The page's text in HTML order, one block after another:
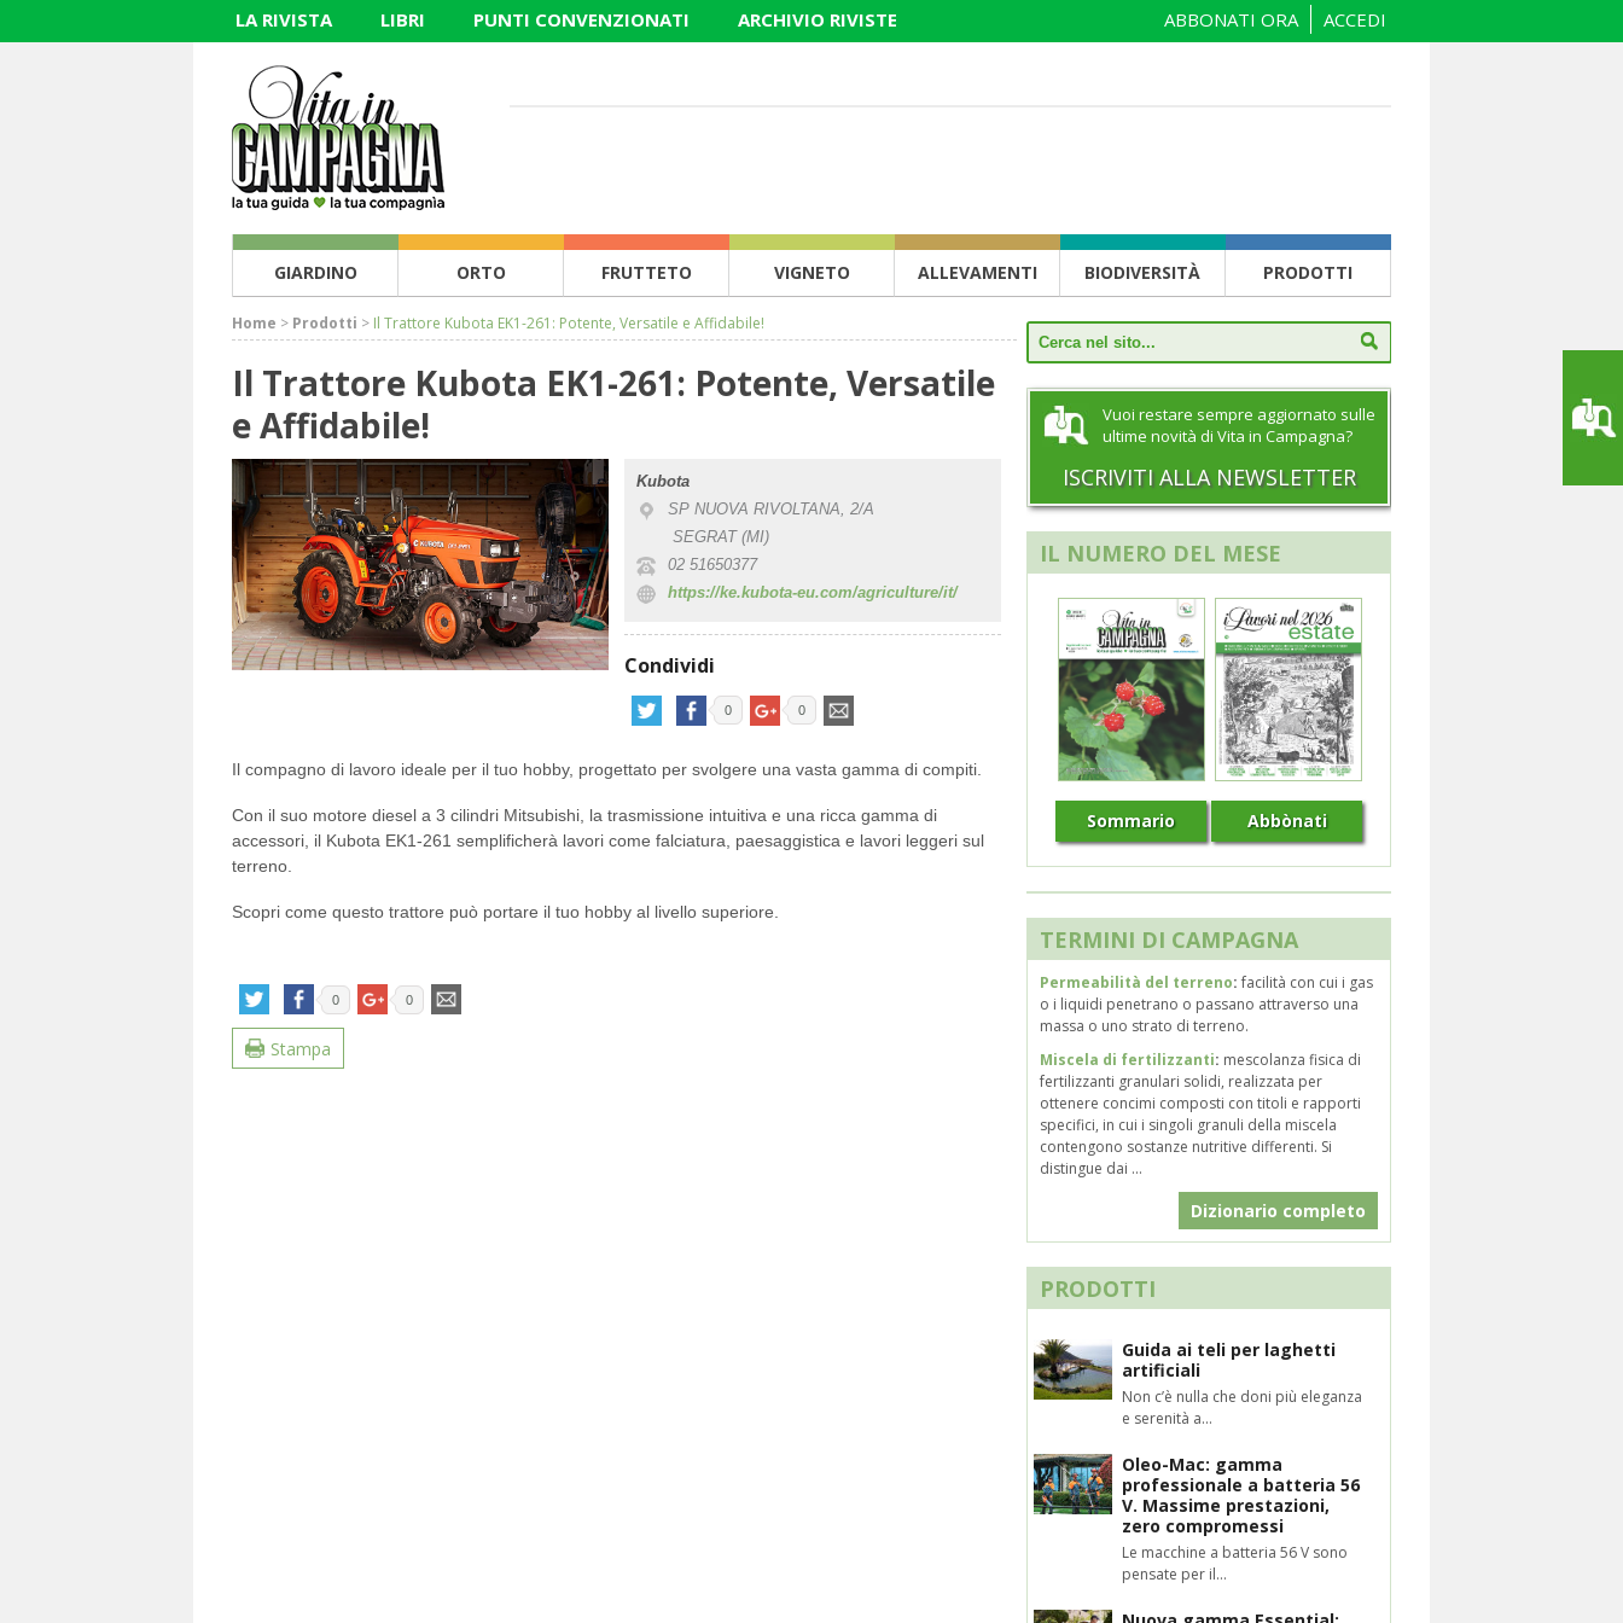
LA RIVISTA LIBRI PUNTI CONVENZIONATI ARCHIVIO RIVISTE ACCEDI
ABBONATI ORA
GIARDINO ORTO FRUTTETO VIGNETO ALLEVAMENTI BIODIVERSITÀ PRODOTTI
Home > Prodotti > Il Trattore Kubota EK1-261: Potente, Versatile e Affidabile!
Il Trattore Kubota EK1-261: Potente, Versatile
e Affidabile!
Kubota
SP NUOVA RIVOLTANA, 2/A
SEGRAT (MI)
02 51650377
https://ke.kubota-eu.com/agriculture/it/
Condividi
0 0
Il compagno di lavoro ideale per il tuo hobby, progettato per svolgere una vasta gamma di compiti.
Con il suo motore diesel a 3 cilindri Mitsubishi, la trasmissione intuitiva e una ricca gamma di
accessori, il Kubota EK1-261 semplificherà lavori come falciatura, paesaggistica e lavori leggeri sul
terreno.
Scopri come questo trattore può portare il tuo hobby al livello superiore.
0 0
Stampa
Vuoi restare sempre aggiornato sulle
ultime novità di Vita in Campagna?
ISCRIVITI ALLA NEWSLETTER
IL NUMERO DEL MESE
Sommario Abbònati
TERMINI DI CAMPAGNA
Permeabilità del terreno: facilità con cui i gas
o i liquidi penetrano o passano attraverso una
massa o uno strato di terreno.
Miscela di fertilizzanti: mescolanza fisica di
fertilizzanti granulari solidi, realizzata per
ottenere concimi composti con titoli e rapporti
specifici, in cui i singoli granuli della miscela
contengono sostanze nutritive differenti. Si
distingue dai ...
Dizionario completo
PRODOTTI
Guida ai teli per laghetti
artificiali
Non c’è nulla che doni più eleganza
e serenità a...
Oleo-Mac: gamma
professionale a batteria 56
V. Massime prestazioni,
zero compromessi
Le macchine a batteria 56 V sono
pensate per il...